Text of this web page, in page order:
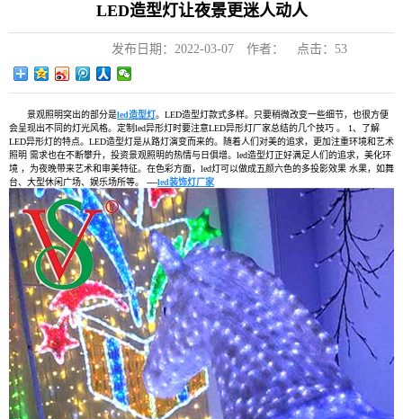
LED造型灯让夜景更迷人动人
发布日期： 2022-03-07 作者： 点击： 53
景观照明突出的部分是led造型灯。LED造型灯款式多样。只要稍微改变一些细节，也很方便
会呈现出不同的灯光风格。定制led异形灯时要注意LED异形灯厂家总结的几个技巧 。 1、了解
LED异形灯的特点。LED造型灯是从路灯演变而来的。随着人们对美的追求，更加注重环境和艺术
照明 需求也在不断攀升，投资景观照明的热情与日俱增。led造型灯正好满足人们的追求，美化环
境 ，为夜晚带来艺术和审美特征。在色彩方面，led灯可以做成五颜六色的多投影效果 水果，如舞
台、大型休闲广场、娱乐场所等。 ----led装饰灯厂家